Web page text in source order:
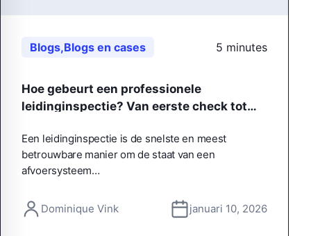
Blogs,Blogs en cases 5 minutes
Hoe gebeurt een professionele
leidinginspectie? Van eerste check tot
Een leidinginspectie is de snelste en meest
betrouwbare manier om de staat van een
afvoersysteem…
Dominique Vink januari 10, 2026